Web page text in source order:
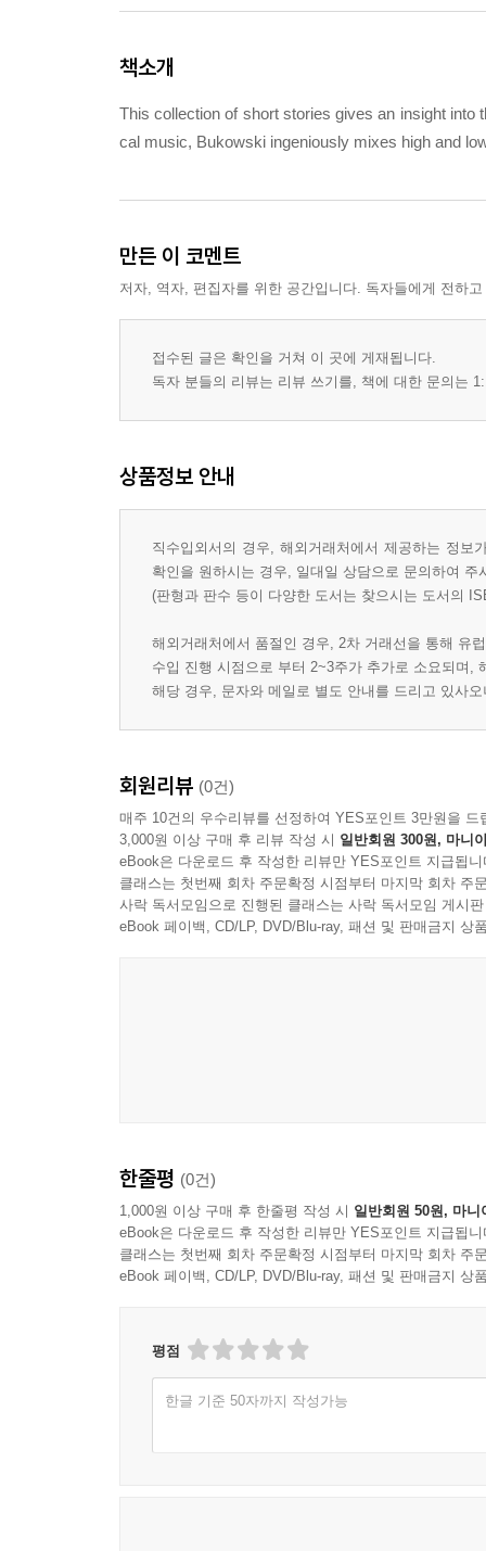
책소개
This collection of short stories gives an insight
cal music, Bukowski ingeniously mixes high and
만든 이 코멘트
저자, 역자, 편집자를 위한 공간입니다. 독자들에게 전하
접수된 글은 확인을 거쳐 이 곳에 게재됩니다.
독자 분들의 리뷰는 리뷰 쓰기를, 책에 대한 문의는
상품정보 안내
직수입외서의 경우, 해외거래처에서 제공하는 정
확인을 원하시는 경우, 일대일 상담으로 문의하여 주
(판형과 판수 등이 다양한 도서는 찾으시는 도서의
해외거래처에서 품절인 경우, 2차 거래선을 통해 유
수입 진행 시점으로 부터 2~3주가 추가로 소요되며,
해당 경우, 문자와 메일로 별도 안내를 드리고 있사
회원리뷰 (0건)
매주 10건의 우수리뷰를 선정하여 YES포인트 3만원을 드
3,000원 이상 구매 후 리뷰 작성 시 일반회원 300원, 마니
eBook은 다운로드 후 작성한 리뷰만 YES포인트 지급됩니
클래스는 첫번째 회차 주문확정 시점부터 마지막 회차 주
사락 독서모임으로 진행된 클래스는 사락 독서모임 게시
eBook 페이백, CD/LP, DVD/Blu-ray, 패션 및 판매금지 상
한줄평 (0건)
1,000원 이상 구매 후 한줄평 작성 시 일반회원 50원, 마니
eBook은 다운로드 후 작성한 리뷰만 YES포인트 지급됩니
클래스는 첫번째 회차 주문확정 시점부터 마지막 회차 주
eBook 페이백, CD/LP, DVD/Blu-ray, 패션 및 판매금지 상
평점
한글 기준 50자까지 작성가능